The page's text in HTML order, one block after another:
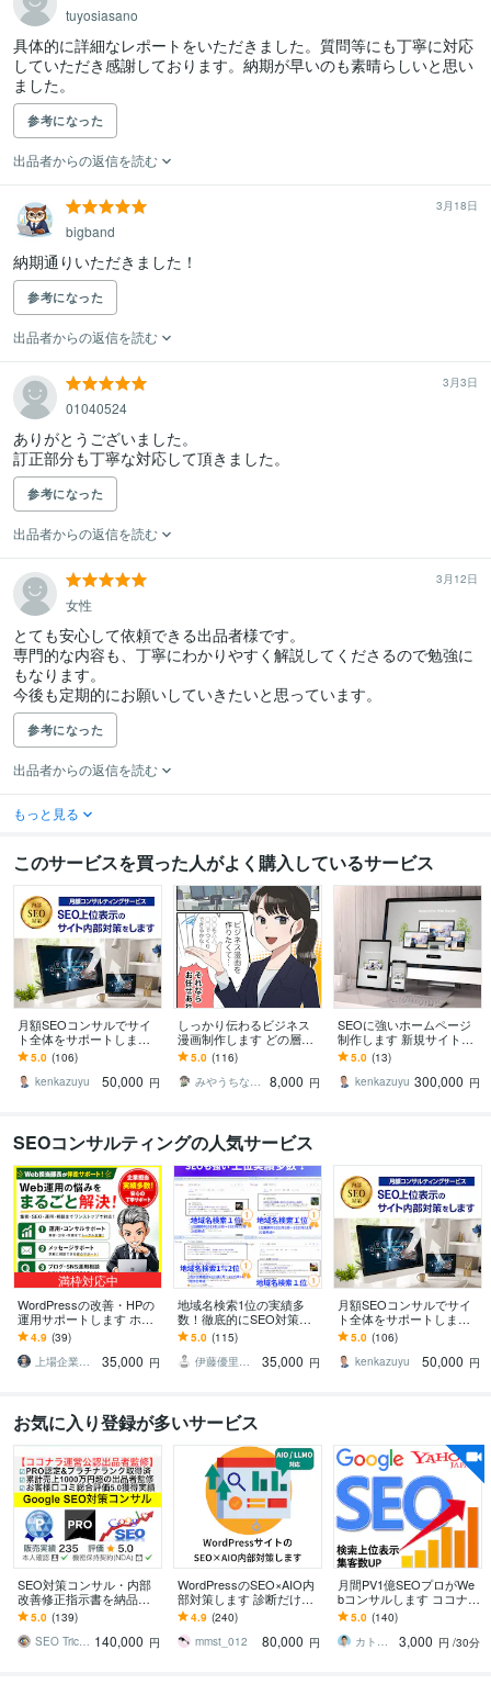
tuyosiasano
具体的に詳細なレポートをいただきました。質問等にも丁寧に対応
していただき感謝しております。納期が早いのも素晴らしいと思い
ました。
参考になった
出品者からの返信を読む
3月18日
bigband
納期通りいただきました！
参考になった
出品者からの返信を読む
3月3日
01040524
ありがとうございました。
訂正部分も丁寧な対応して頂きました。
参考になった
出品者からの返信を読む
3月12日
女性
とても安心して依頼できる出品者様です。
専門的な内容も、丁寧にわかりやすく解説してくださるので勉強に
もなります。
今後も定期的にお願いしていきたいと思っています。
参考になった
出品者からの返信を読む
もっと見る
このサービスを買った人がよく購入しているサービス
月額SEOコンサルでサイ
ト全体をサポートします
評価5.0｜1か月から試せ
る丁寧なサポート付きで
安心
5.0 (106)
kenkazuyu
50,000 円
しっかり伝わるビジネス
漫画制作します どの層に
も好まれる表情豊かな絵
柄、ビジネスシーンにぴ
ったり！
5.0 (116)
みやうちななみ
8,000 円
SEOに強いホームページ
制作します 新規サイトの
制作やサイトのリニュー
アルいたします。
5.0 (13)
kenkazuyu 300,000 円
SEOコンサルティングの人気サービス
満枠対応中
WordPressの改善・HPの
運用サポートします ホー
ムページのコンサル・SE
O対策・分析まで1ヶ月サ
ポート
4.9 (39)
上場企業の総務部長（Web担当部長兼務）
35,000 円
地域名検索1位の実績多
数！徹底的にSEO対策し
ます 高評価継続中！ご購
入前のSEO診断ご利用下
さい！
5.0 (115)
伊藤優里＠SEOに強いWEBサイト制作
35,000 円
月額SEOコンサルでサイ
ト全体をサポートします
評価5.0｜1か月から試せ
る丁寧なサポート付きで
安心
5.0 (106)
kenkazuyu
50,000 円
お気に入り登録が多いサービス
SEO対策コンサル・内部
改善修正指示書を納品し
ます ココナラ認定!「プラ
チナランク」の検索エン
ジン最適化サービス
5.0 (139)
SEO Trick Rater 140,000 円
WordPressのSEO×AIO内
部対策します 診断だけで
なく実作業込！AI検索に
も対応した内部施策です
4.9 (240)
mmst_012
80,000 円
月間PV1億SEOプロがWe
bコンサルします ココナラ
SEOランキング【1位】中
小企業向けSEOコンサル
5.0 (140)
カトさん SEO・AI対策専門家
3,000 円 /30分